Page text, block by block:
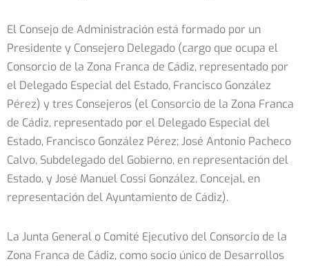
El Consejo de Administración está formado por un
Presidente y Consejero Delegado (cargo que ocupa el
Consorcio de la Zona Franca de Cádiz, representado por
el Delegado Especial del Estado, Francisco González
Pérez) y tres Consejeros (el Consorcio de la Zona Franca
de Cádiz, representado por el Delegado Especial del
Estado, Francisco González Pérez; José Antonio Pacheco
Calvo, Subdelegado del Gobierno, en representación del
Estado, y José Manuel Cossi González, Concejal, en
representación del Ayuntamiento de Cádiz).
La Junta General o Comité Ejecutivo del Consorcio de la
Zona Franca de Cádiz, como socio único de Desarrollos